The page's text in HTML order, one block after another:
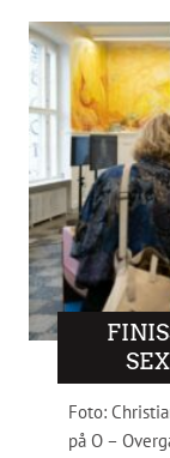
Foto:
på O –